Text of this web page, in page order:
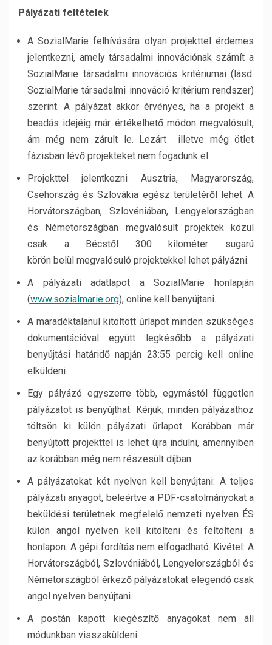
Pályázati feltételek
A SozialMarie felhívására olyan projekttel érdemes
jelentkezni, amely társadalmi innovációnak számít a
SozialMarie társadalmi innovációs kritériumai (lásd:
SozialMarie társadalmi innováció kritérium rendszer)
szerint. A pályázat akkor érvényes, ha a projekt a
beadás idejéig már értékelhető módon megvalósult,
ám még nem zárult le. Lezárt illetve még ötlet
fázisban lévő projekteket nem fogadunk el.
Projekttel jelentkezni Ausztria, Magyarország,
Csehország és Szlovákia egész területéről lehet. A
Horvátországban, Szlovéniában, Lengyelországban
és Németországban megvalósult projektek közül
csak a Bécstől 300 kilométer sugarú
körön belül megvalósuló projektekkel lehet pályázni.
A pályázati adatlapot a SozialMarie honlapján
(www.sozialmarie.org), online kell benyújtani.
A maradéktalanul kitöltött űrlapot minden szükséges
dokumentációval együtt legkésőbb a pályázati
benyújtási határidő napján 23:55 percig kell online
elküldeni.
Egy pályázó egyszerre több, egymástól független
pályázatot is benyújthat. Kérjük, minden pályázathoz
töltsön ki külön pályázati űrlapot. Korábban már
benyújtott projekttel is lehet újra indulni, amennyiben
az korábban még nem részesült díjban.
A pályázatokat két nyelven kell benyújtani: A teljes
pályázati anyagot, beleértve a PDF-csatolmányokat a
beküldési területnek megfelelő nemzeti nyelven ÉS
külön angol nyelven kell kitölteni és feltölteni a
honlapon. A gépi fordítás nem elfogadható. Kivétel: A
Horvátországból, Szlovéniából, Lengyelországból és
Németországból érkező pályázatokat elegendő csak
angol nyelven benyújtani.
A postán kapott kiegészítő anyagokat nem áll
módunkban visszaküldeni.